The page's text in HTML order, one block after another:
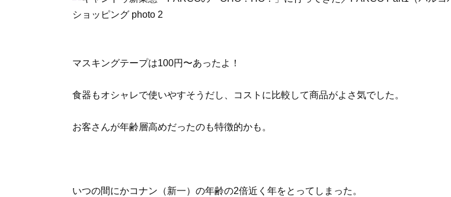
マスキングテープは100円〜あったよ！
食器もオシャレで使いやすそうだし、コストに比較して商品がよさ気でした。
お客さんが年齢層高めだったのも特徴的かも。
いつの間にかコナン（新一）の年齢の2倍近く年をとってしまった。